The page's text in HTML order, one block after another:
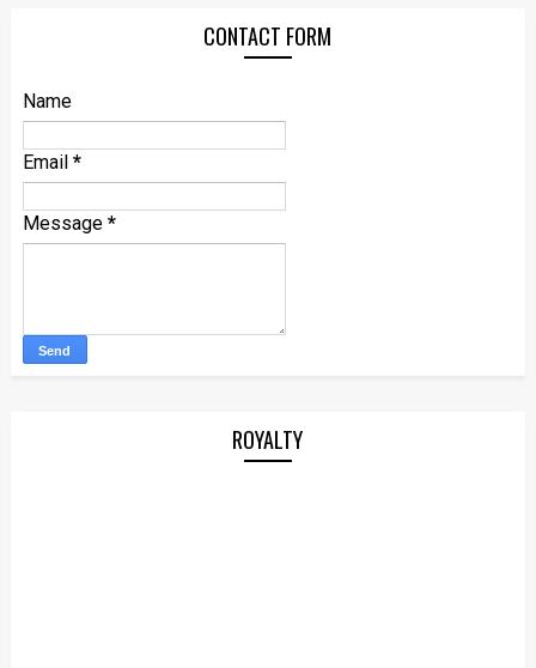
CONTACT FORM
Name
Email *
Message *
ROYALTY